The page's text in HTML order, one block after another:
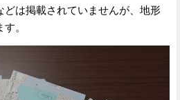
は掲載されていませんが、地形
。